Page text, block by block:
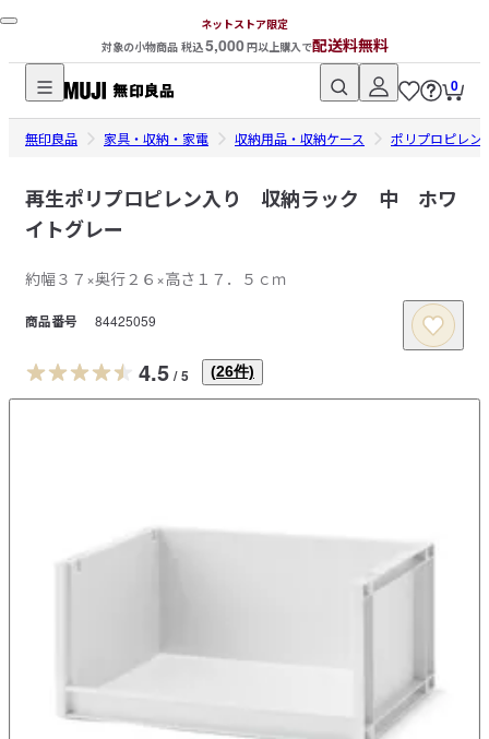
ネットストア限定
対象の小物商品 税込5,000円以上購入で配送料無料
無
印
品
ネ
ト
ト
ア
0
無印良品 家具・収納・家電 収納用品・収納ケース ポリプロピレン
再生ポリプロピレン入り 収納ラック 中 ホワ
イトグレー
約幅３７×奥行２６×高さ１７．５ｃｍ
商品番号 84425059
4.5 / 5 (26件)